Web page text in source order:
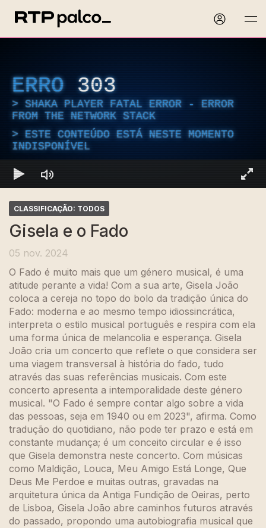
ERRO 303
SHAKA PLAYER FATAL ERROR - ERROR
FROM THE NETWORK STACK
ESTE CONTEÚDO ESTÁ NESTE MOMENTO
INDISPONÍVEL
CLASSIFICAÇÃO: TODOS
Gisela e o Fado
05 nov. 2024
O Fado é muito mais que um género musical, é uma
atitude perante a vida! Com a sua arte, Gisela João
coloca a cereja no topo do bolo da tradição única do
Fado: moderna e ao mesmo tempo idiossincrática,
interpreta o estilo musical português e respira com ela
uma forma única de melancolia e esperança. Gisela
João cria um concerto que reflete o que considera ser
uma viagem transversal à história do fado, tudo
através das suas referências musicais. Com este
concerto apresenta a intemporalidade deste género
musical. "O Fado é sempre contar algo sobre a vida
das pessoas, seja em 1940 ou em 2023", afirma. Como
tradução do quotidiano, não pode ter prazo e está em
constante mudança; é um conceito circular e é isso
que Gisela demonstra neste concerto. Com músicas
como Maldição, Louca, Meu Amigo Está Longe, Que
Deus Me Perdoe e muitas outras, gravadas na
arquitetura única da Antiga Fundição de Oeiras, perto
de Lisboa, Gisela João abre caminhos futuros através
do passado, propondo uma autobiografia musical que